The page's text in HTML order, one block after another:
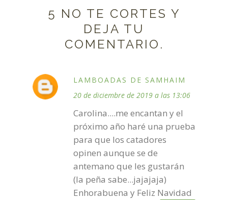
5 NO TE CORTES Y
DEJA TU
COMENTARIO.
LAMBOADAS DE SAMHAIM
20 de diciembre de 2019 a las 13:06
Carolina....me encantan y el
próximo año haré una prueba
para que los catadores
opinen aunque se de
antemano que les gustarán
(la peña sabe...jajajaja)
Enhorabuena y Feliz Navidad